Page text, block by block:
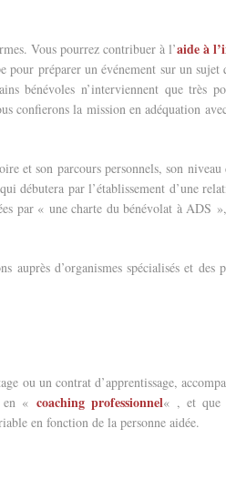
Vous pourrez contribuer à l’aide à
préparer un événement sur un
bénévoles n’interviennent que très
confierons la mission en adéquation
et son parcours personnels, son
débutera par l’établissement d’une
par « une charte du bénévolat à ADS
d’organismes spécialisés et des
ou un contrat d’apprentissage,
en « coaching professionnel« , et que
en fonction de la personne aidée.